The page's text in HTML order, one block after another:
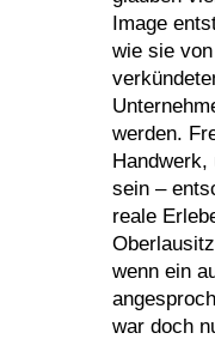
Image
wie sie
werden.
Handwerk,
sein –
reale
wenn ein
war doch